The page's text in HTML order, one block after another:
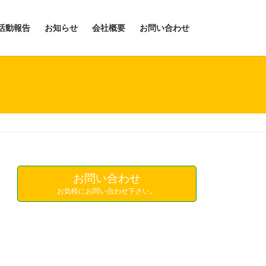
動報告 お知らせ 会社概要 お問い合わせ
お問い合わせ
お気軽にお問い合わせ下さい。